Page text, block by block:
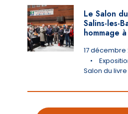
Le Salon
Salins-les-
hommage
17 décembre
•
Salon du livre